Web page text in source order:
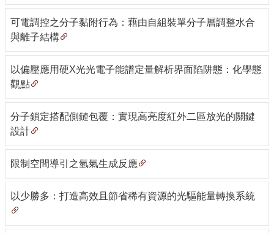
化
學
系
FB
聯
絡
我
們
網
站
導
覽
English
關
可電調控之分子黏附行為：藉由自組裝單分子層調整水合
與離子結構
以偏壓應用硬X光光電子能譜定量解析界面陷阱態：化學態
觀點
分子鎖定搭配側鏈包覆：實現高亮度紅外二區放光的關鍵
設計
限制空間導引之氫氣生成反應
以少勝多：打造高效且節省稀有資源的光驅能量轉換系統